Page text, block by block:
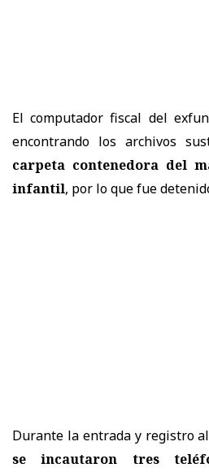
El computador fiscal del
encontrando los archivos
carpeta contenedora del
infantil, por lo que fue
Durante la entrada y registro
se incautaron tres